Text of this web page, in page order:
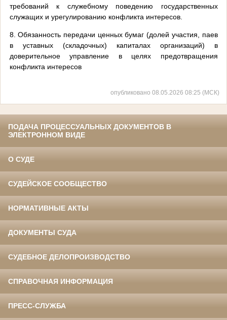
требований к служебному поведению государственных
служащих и урегулированию конфликта интересов.
8. Обязанность передачи ценных бумаг (долей участия, паев
в уставных (складочных) капиталах организаций) в
доверительное управление в целях предотвращения
конфликта интересов
опубликовано 08.05.2026 08:25 (МСК)
ПОДАЧА ПРОЦЕССУАЛЬНЫХ ДОКУМЕНТОВ В
ЭЛЕКТРОННОМ ВИДЕ
О СУДЕ
СУДЕЙСКОЕ СООБЩЕСТВО
НОРМАТИВНЫЕ АКТЫ
ДОКУМЕНТЫ СУДА
СУДЕБНОЕ ДЕЛОПРОИЗВОДСТВО
СПРАВОЧНАЯ ИНФОРМАЦИЯ
ПРЕСС-СЛУЖБА